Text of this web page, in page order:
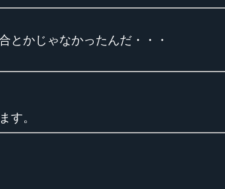
とかじゃなかったんだ・・・
す。